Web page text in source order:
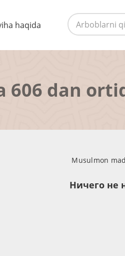
haqida
606 dan
Musulmon
Ничего не